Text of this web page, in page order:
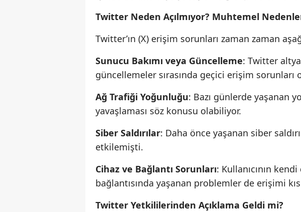
Twitter Neden Açılmıyor? Muhtemel
Twitter’ın (X) erişim sorunları zaman zaman
Sunucu Bakımı veya Güncelleme: Twitter
güncellemeler sırasında geçici erişim sorunları
Ağ Trafiği Yoğunluğu: Bazı günlerde yaşanan
yavaşlaması söz konusu olabiliyor.
Siber Saldırılar: Daha önce yaşanan siber
etkilemişti.
Cihaz ve Bağlantı Sorunları: Kullanıcının
bağlantısında yaşanan problemler de erişimi
Twitter Yetkililerinden Açıklama Geldi mi?